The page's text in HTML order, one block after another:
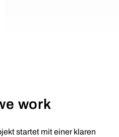
work
startet mit einer klaren